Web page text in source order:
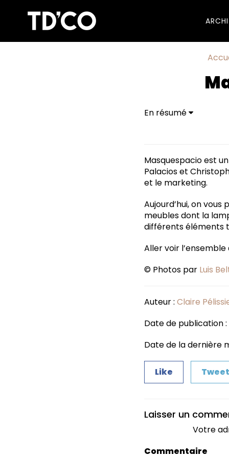
ARCHI
En résumé
Masquespacio est
Palacios et
et le marketing.
Aujourd’hui, on
meubles dont la
différents éléments
Aller voir
© Photos par Luis
Auteur : Claire
Date de publication :
Date de la dernière
Like Tweet
Laisser un
Votre
Commentaire